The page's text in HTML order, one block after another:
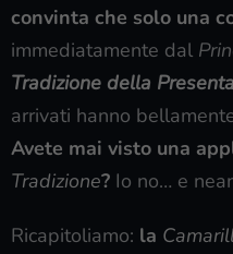
convinta che solo una
immediatamente dal
Tradizione della
arrivati hanno
Avete mai visto una
Tradizione? Io no… e
Ricapitoliamo: la